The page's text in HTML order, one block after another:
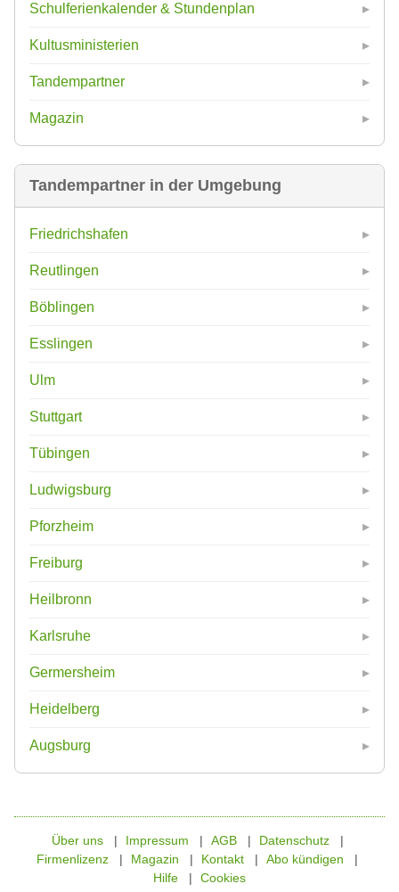
Schulferienkalender & Stundenplan
Kultusministerien
Tandempartner
Magazin
Tandempartner in der Umgebung
Friedrichshafen
Reutlingen
Böblingen
Esslingen
Ulm
Stuttgart
Tübingen
Ludwigsburg
Pforzheim
Freiburg
Heilbronn
Karlsruhe
Germersheim
Heidelberg
Augsburg
Über uns Impressum AGB
Datenschutz
Firmenlizenz
Magazin Kontakt
Abo kündigen
Hilfe
Cookies